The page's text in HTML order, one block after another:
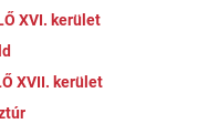
XVI. kerület
XVII. kerület